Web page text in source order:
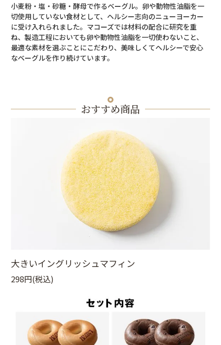
小麦粉・塩・砂糖・酵母で作るベーグル。卵や動物性油脂を一
切使用していない食材として、ヘルシー志向のニューヨーカー
に受け入れられました。マコーズでは材料の配合に研究を重
ね、製造工程においても卵や動物性油脂を一切使わないこと、
最適な素材を選ぶことにこだわり、美味しくてヘルシーで安心
なベーグルを作り続けています。
おすすめ商品
大きいイングリッシュマフィン
298円(税込)